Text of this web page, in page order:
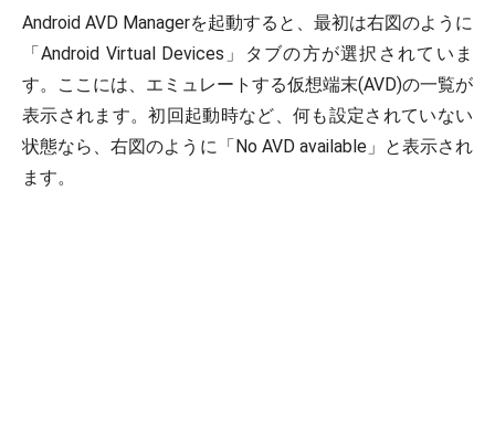
Android AVD Managerを起動すると、最初は右図のように
「Android Virtual Devices」タブの方が選択されていま
す。ここには、エミュレートする仮想端末(AVD)の一覧が
表示されます。初回起動時など、何も設定されていない
状態なら、右図のように「No AVD available」と表示され
ます。